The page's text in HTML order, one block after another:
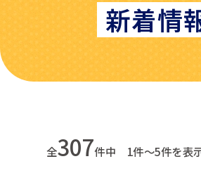
新着情
全307件中 1件～5件を表示